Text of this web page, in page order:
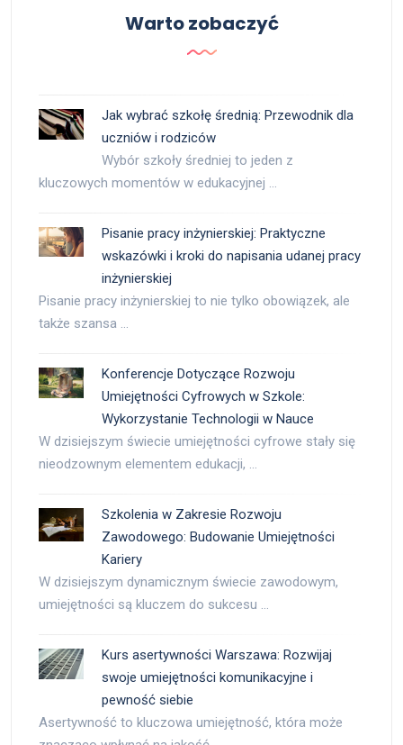
Warto zobaczyć
Jak wybrać szkołę średnią: Przewodnik dla
uczniów i rodziców
Wybór szkoły średniej to jeden z
kluczowych momentów w edukacyjnej …
Pisanie pracy inżynierskiej: Praktyczne
wskazówki i kroki do napisania udanej pracy
inżynierskiej
Pisanie pracy inżynierskiej to nie tylko obowiązek, ale
także szansa …
Konferencje Dotyczące Rozwoju
Umiejętności Cyfrowych w Szkole:
Wykorzystanie Technologii w Nauce
W dzisiejszym świecie umiejętności cyfrowe stały się
nieodzownym elementem edukacji, …
Szkolenia w Zakresie Rozwoju
Zawodowego: Budowanie Umiejętności
Kariery
W dzisiejszym dynamicznym świecie zawodowym,
umiejętności są kluczem do sukcesu …
Kurs asertywności Warszawa: Rozwijaj
swoje umiejętności komunikacyjne i
pewność siebie
Asertywność to kluczowa umiejętność, która może